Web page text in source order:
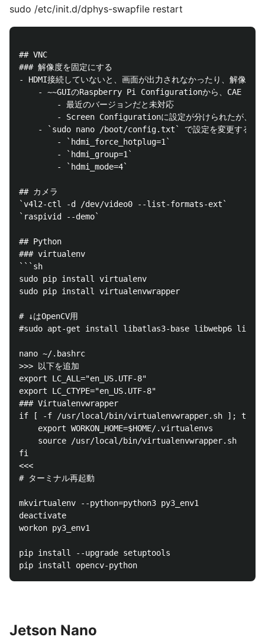
sudo /etc/init.d/dphys-swapfile restart
## VNC
### 解像度を固定にする
- HDMI接続していないと、画面が出力されなかったり、解像度
## カメラ
`v4l2-ctl -d /dev/video0 --list-formats-ext`
`raspivid --demo`
## Python
### virtualenv
```sh
sudo pip install virtualenv
sudo pip install virtualenvwrapper
# ↓はOpenCV用
#sudo apt-get install libatlas3-base libwebp6
nano ~/.bashrc
>>> 以下を追加
export LC_ALL="en_US.UTF-8"
export LC_CTYPE="en_US.UTF-8"
### Virtualenvwrapper
if [ -f /usr/local/bin/virtualenvwrapper.sh ]; then
    export WORKON_HOME=$HOME/.virtualenvs
    source /usr/local/bin/virtualenvwrapper.sh
fi
<<<
# ターミナル再起動
mkvirtualenv --python=python3 py3_env1
deactivate
workon py3_env1
pip install --upgrade setuptools
Jetson Nano